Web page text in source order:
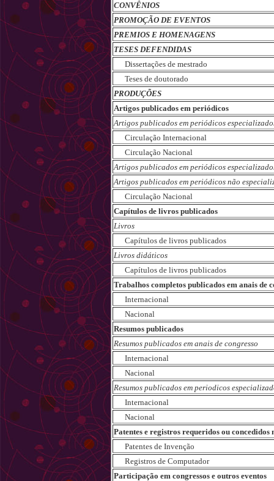
CONVÊNIOS
PROMOÇÃO DE EVENTOS
PREMIOS E HOMENAGENS
TESES DEFENDIDAS
Dissertações de mestrado
Teses de doutorado
PRODUÇÕES
Artigos publicados em periódicos
Artigos publicados em periódicos
Circulação Internacional
Circulação Nacional
Artigos publicados em periódicos
Artigos publicados em periódicos não
Circulação Nacional
Capítulos de livros publicados
Livros
Capítulos de livros publicados
Livros didáticos
Capítulos de livros publicados
Trabalhos completos publicados em anais de
Internacional
Nacional
Resumos publicados
Resumos publicados em anais de congresso
Internacional
Nacional
Resumos publicados em periodicos
Internacional
Nacional
Patentes e registros requeridos ou concedidos
Patentes de Invenção
Registros de Computador
Participação em congressos e outros eventos